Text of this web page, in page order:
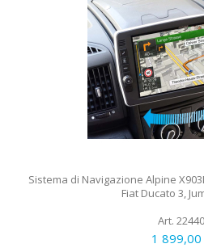
Sistema di Navigazione Alpine
Fiat Ducato 3,
Art. 22440
1 899,00